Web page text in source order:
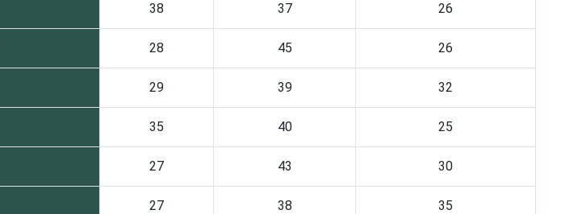
38 37 26
28 45 26
29 39 32
35 40 25
27 43 30
27 38 35